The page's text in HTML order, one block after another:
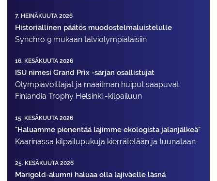
7. HEINÄKUUTA 2026
Historiallinen päätös muodostelmaluistelulle
Synchro 9 mukaan talviolympialaisiin
16. KESÄKUUTA 2026
ISU nimesi Grand Prix -sarjan osallistujat
Olympiavoittajat ja maailman huiput saapuvat
Finlandia Trophy Helsinki -kilpailuun
15. KESÄKUUTA 2026
"Haluamme pienentää lajimme ekologista jalanjälkeä"
Kaarinassa kilpailupukuja kierrätetään ja tuunataan
25. KESÄKUUTA 2026
Marigold-alumni haluaa olla lajiväelle läsnä